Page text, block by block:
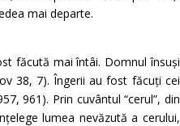
mai departe.
făcută mai întâi. Domnul însuși
38, 7). Îngerii au fost făcuți cei
961). Prin cuvântul “cerul”, din
lumea nevăzută a cerului,